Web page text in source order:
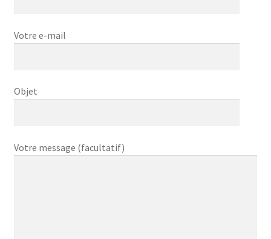
Votre e-mail
Objet
Votre message (facultatif)